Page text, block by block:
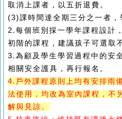
取消上課者，以五折退費。
(3)課時間達全期三分之一者，
2.每個班別採一學年課程設計
初階的課程，建議孩子可選取
3.為顧及學生學習過程中的安
相關安全護具，再行報名。
4.戶外課程原則上均有安排雨
法使用，均改為室內課程，不
解與見諒。